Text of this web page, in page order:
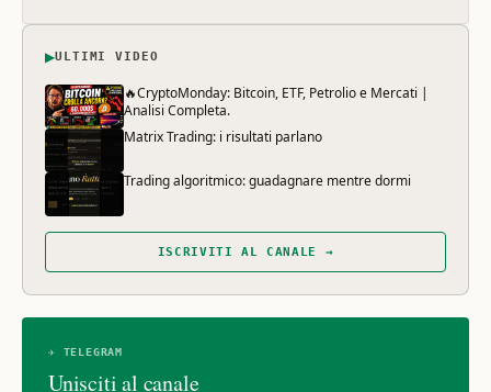
▶ULTIMI VIDEO
🔥CryptoMonday: Bitcoin, ETF, Petrolio e Mercati |
Analisi Completa.
Matrix Trading: i risultati parlano
Trading algoritmico: guadagnare mentre dormi
ISCRIVITI AL CANALE →
✈ TELEGRAM
Unisciti al canale